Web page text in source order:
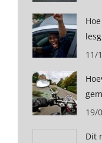
11/
19/
Dit